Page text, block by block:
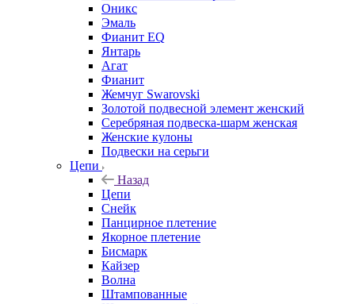
Оникс
Эмаль
Фианит EQ
Янтарь
Агат
Фианит
Жемчуг Swarovski
Золотой подвесной элемент женcкий
Серебряная подвеска-шарм женская
Женские кулоны
Подвески на серьги
Цепи
Назад
Цепи
Снейк
Панцирное плетение
Якорное плетение
Бисмарк
Кайзер
Волна
Штампованные